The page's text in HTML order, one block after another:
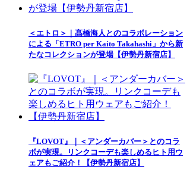
＜エトロ＞｜髙橋海人とのコラボレーション
による「ETRO per Kaito Takahashi」から新
たなコレクションが登場【伊勢丹新宿店】
『LOVOT』｜＜アンダーカバー＞とのコラ
ボが実現。リンクコーデも楽しめるヒト用ウ
ェアもご紹介！【伊勢丹新宿店】